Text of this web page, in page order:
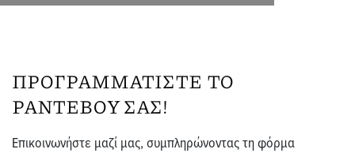
ΠΡΟΓΡΑΜΜΑΤIΣΤΕ ΤΟ
ΡΑΝΤΕΒΟY ΣΑΣ!
Επικοινωνήστε μαζί μας, συμπληρώνοντας τη φόρμα